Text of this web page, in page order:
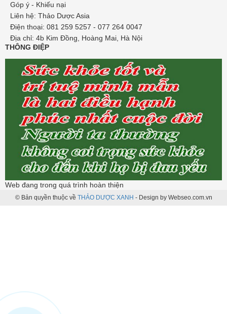
Góp ý - Khiếu nại
Liên hệ: Thảo Dược Asia
Điện thoại: 081 259 5257 - 077 264 0047
Địa chỉ: 4b Kim Đồng, Hoàng Mai, Hà Nội
THÔNG ĐIỆP
Web đang trong quá trình hoàn thiện
© Bản quyền thuộc về THẢO DƯỢC XANH - Design by Webseo.com.vn